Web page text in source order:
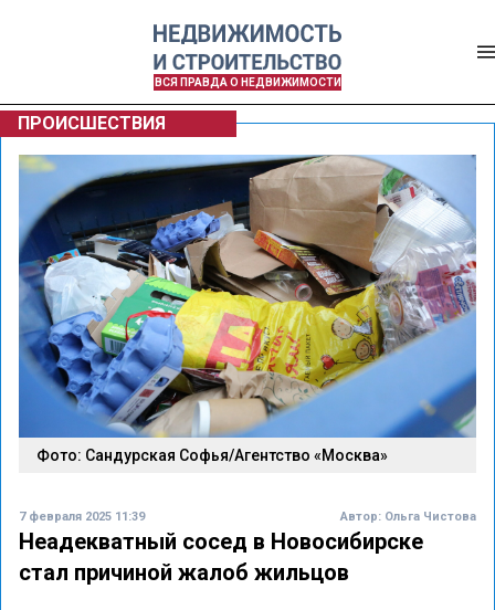
ВСЯ ПРАВДА О НЕДВИЖИМОСТИ
ПРОИСШЕСТВИЯ
Фото: Сандурская Софья/Агентство «Москва»
7 февраля 2025 11:39 Автор: Ольга Чистова
Неадекватный сосед в Новосибирске
стал причиной жалоб жильцов